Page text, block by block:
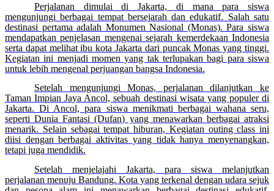
Perjalanan dimulai di Jakarta, di mana para siswa
mengunjungi berbagai tempat bersejarah dan edukatif. Salah satu
destinasi pertama adalah Monumen Nasional (Monas). Para siswa
mendapatkan penjelasan mengenai sejarah kemerdekaan Indonesia
serta dapat melihat ibu kota Jakarta dari puncak Monas yang tinggi.
Kegiatan ini menjadi momen yang tak terlupakan bagi para siswa
untuk lebih mengenal perjuangan bangsa Indonesia.
Setelah mengunjungi Monas, perjalanan dilanjutkan ke
Taman Impian Jaya Ancol, sebuah destinasi wisata yang populer di
Jakarta. Di Ancol, para siswa menikmati berbagai wahana seru,
seperti Dunia Fantasi (Dufan) yang menawarkan berbagai atraksi
menarik. Selain sebagai tempat hiburan, Kegiatan outing class ini
diisi dengan berbagai aktivitas yang tidak hanya menyenangkan,
tetapi juga mendidik.
Setelah menjelajahi Jakarta, para siswa melanjutkan
perjalanan menuju Bandung. Kota yang terkenal dengan udara sejuk